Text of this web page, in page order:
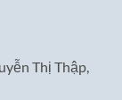
Thị Thập,